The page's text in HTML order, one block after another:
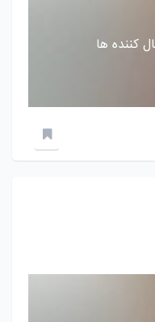
کننده ها